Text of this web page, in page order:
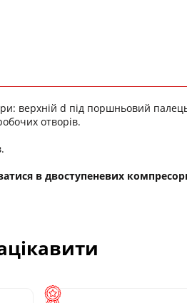
верхній d під поршньовий
отворів.
в двоступеневих